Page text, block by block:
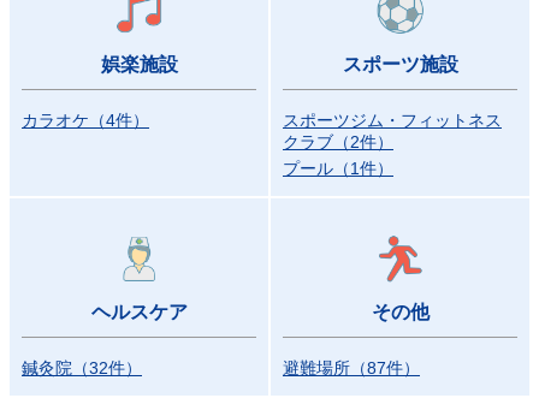
娯楽施設
カラオケ （4件）
スポーツ施設
スポーツジム・フィットネス
クラブ （2件）
プール （1件）
ヘルスケア
鍼灸院 （32件）
その他
避難場所 （87件）